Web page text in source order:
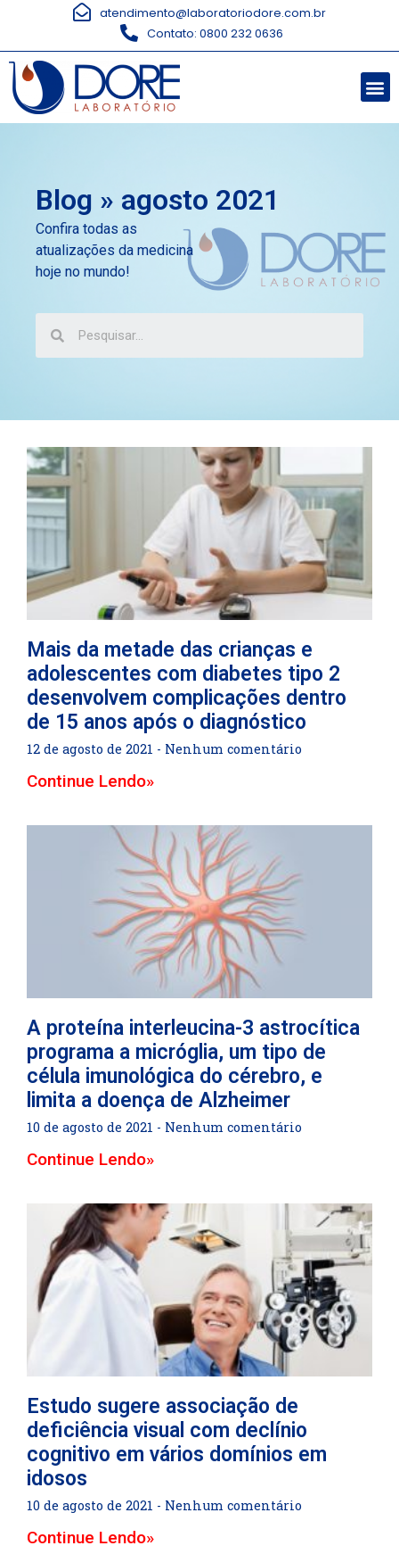
atendimento@laboratoriodore.com.br
Contato: 0800 232 0636
Blog » agosto 2021
Confira todas as
atualizações da medicina
hoje no mundo!
Mais da metade das crianças e
adolescentes com diabetes tipo 2
desenvolvem complicações dentro
de 15 anos após o diagnóstico
12 de agosto de 2021 Nenhum comentário
Continue Lendo»
A proteína interleucina-3 astrocítica
programa a micróglia, um tipo de
célula imunológica do cérebro, e
limita a doença de Alzheimer
10 de agosto de 2021 Nenhum comentário
Continue Lendo»
Estudo sugere associação de
deficiência visual com declínio
cognitivo em vários domínios em
idosos
10 de agosto de 2021 Nenhum comentário
Continue Lendo»